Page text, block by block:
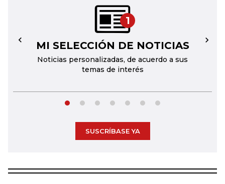
1
MI SELECCIÓN DE NOTICIAS
Noticias personalizadas, de acuerdo a sus
temas de interés
← →
SUSCRÍBASE YA